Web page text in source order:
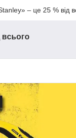
– це 25 % від
всього